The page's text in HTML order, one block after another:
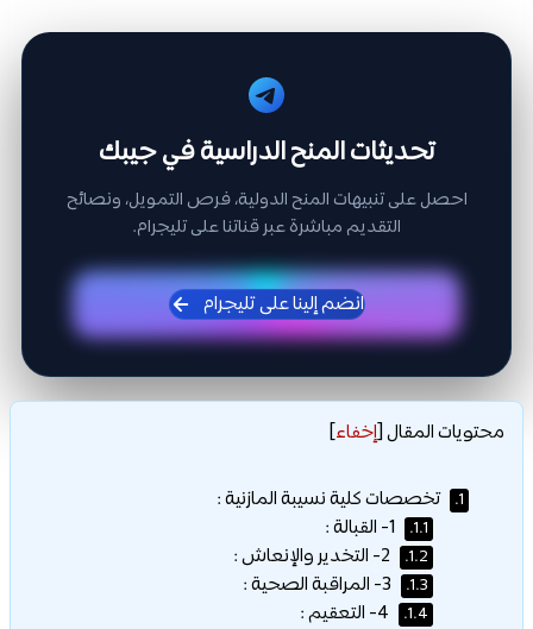
تحديثات المنح الدراسية في جيبك
احصل على تنبيهات المنح الدولية، فرص التمويل، ونصائح
التقديم مباشرة عبر قناتنا على تليجرام.
انضم إلينا على تليجرام
محتويات المقال[إخفاء]
1. تخصصات كلية نسيبة المازنية :
1.1.
1.2.
1.3.
1.4.